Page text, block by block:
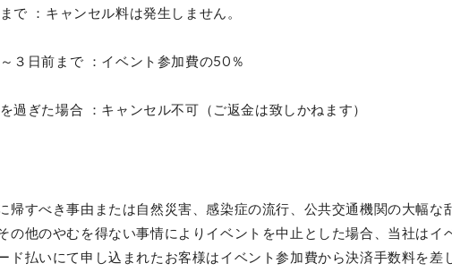
で ：キャンセル料は発生しません。
３日前まで ：イベント参加費の50％
過ぎた場合 ：キャンセル不可（ご返金は致しかねます）
帰すべき事由または自然災害、感染症の流行、公共交通機関の大幅な
の他のやむを得ない事情によりイベントを中止とした場合、当社はイ
ド払いにて申し込まれたお客様はイベント参加費から決済手数料を差